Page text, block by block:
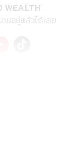
WEALTH
นอยู่แล้วได้เลย